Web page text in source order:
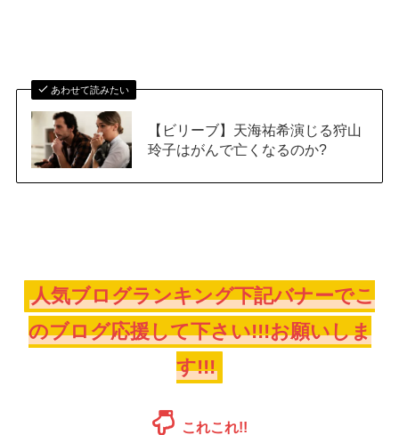
あわせて読みたい
【ビリーブ】天海祐希演じる狩山
玲子はがんで亡くなるのか?
人気ブログランキング下記バナーでこ
のブログ応援して下さい!!!お願いしま
す!!!
これこれ!!